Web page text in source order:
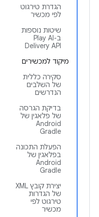
הגדרת טירגוט
לפי מכשיר
שיטות נוספות
ב-Play AI
Delivery API
מיקוד למכשירים
סקירה כללית
של השלבים
הנדרשים
בדיקת הגרסה
של פלאגין של
Android
Gradle
הפעלת התכונה
בפלאגין של
Android
Gradle
יצירת קובץ XML
של הגדרות
טירגוט לפי
מכשיר